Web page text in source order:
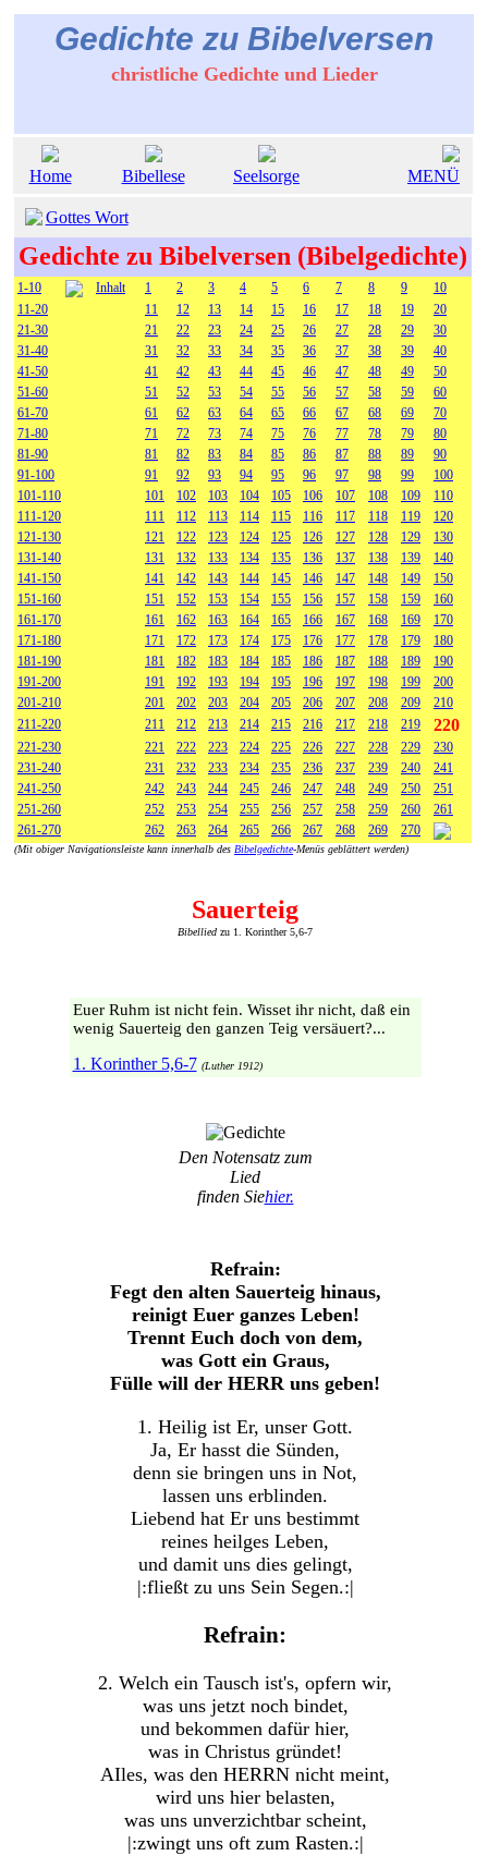
Gedichte zu Bibelversen
christliche Gedichte und Lieder
Home Bibellese Seelsorge MENÜ
Gottes Wort
Gedichte zu Bibelversen (Bibelgedichte)
1-10 Inhalt 1 2 3 4 5 6 7 8 9
10
11-20
11 12 13 14 15 16 17 18 19
20
21-30
21 22 23 24 25 26 27 28 29
30
31-40
31 32 33 34 35 36 37 38 39
40
41-50
41 42 43 44 45 46 47 48 49
50
51-60
51 52 53 54 55 56 57 58 59
60
61-70
61 62 63 64 65 66 67 68 69
70
71-80
71 72 73 74 75 76 77 78 79
80
81-90
81 82 83 84 85 86 87 88 89
90
91-100
91 92 93 94 95 96 97 98 99
100
101-110
101 102 103 104 105 106 107 108 109
110
111-120
111 112 113 114 115 116 117 118 119
120
121-130
121 122 123 124 125 126 127 128 129
130
131-140
131 132 133 134 135 136 137 138 139
140
141-150
141 142 143 144 145 146 147 148 149
150
151-160
151 152 153 154 155 156 157 158 159
160
161-170
161 162 163 164 165 166 167 168 169
170
171-180
171 172 173 174 175 176 177 178 179
180
181-190
181 182 183 184 185 186 187 188 189
190
191-200
191 192 193 194 195 196 197 198 199
200
201-210
201 202 203 204 205 206 207 208 209
210
211-220
211 212 213 214 215 216 217 218 219 220
221-230 221 222 223 224 225 226 227 228 229
230
231-240
231 232 233 234 235 236 237 239 240
241
241-250
242 243 244 245 246 247 248 249 250
251
251-260
252 253 254 255 256 257 258 259 260
261
261-270
262 263 264 265 266 267 268 269 270
(Mit obiger Navigationsleiste kann innerhalb des Bibelgedichte-Menüs geblättert werden)
Sauerteig
Bibellied zu 1. Korinther 5,6-7
Euer Ruhm ist nicht fein. Wisset ihr nicht, daß ein
wenig Sauerteig den ganzen Teig versäuert?...
1. Korinther 5,6-7 (Luther 1912)
Den Notensatz zum
Lied
finden Siehier.
Refrain:
Fegt den alten Sauerteig hinaus,
reinigt Euer ganzes Leben!
Trennt Euch doch von dem,
was Gott ein Graus,
Fülle will der HERR uns geben!
1. Heilig ist Er, unser Gott.
Ja, Er hasst die Sünden,
denn sie bringen uns in Not,
lassen uns erblinden.
Liebend hat Er uns bestimmt
reines heilges Leben,
und damit uns dies gelingt,
|:fließt zu uns Sein Segen.:|
Refrain:
2. Welch ein Tausch ist's, opfern wir,
was uns jetzt noch bindet,
und bekommen dafür hier,
was in Christus gründet!
AIles, was den HERRN nicht meint,
wird uns hier belasten,
was uns unverzichtbar scheint,
|:zwingt uns oft zum Rasten.:|